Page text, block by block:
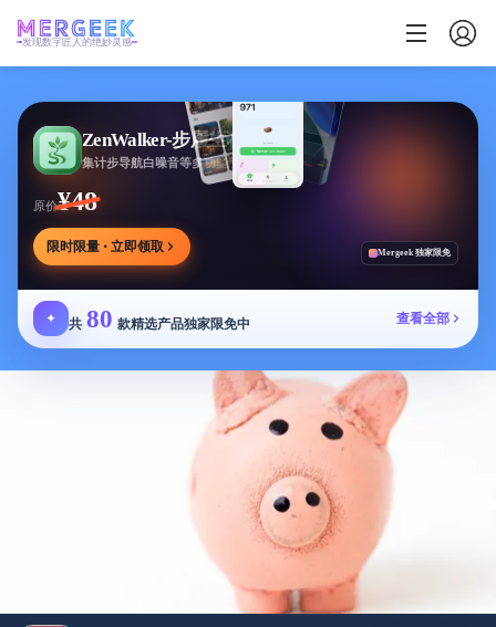
发现数字匠人的绝妙灵感
ZenWalker-步履生花
集计步导航白噪音等多功能于一体的健康应用
原价¥48
限时限量 · 立即领取 Mergeek 独家限免
✦ 共 80 款精选产品独家限免中 查看全部